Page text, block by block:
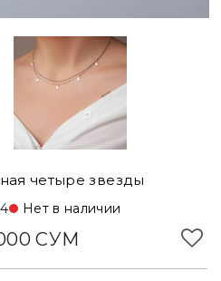
четыре звезды
Нет в наличии
СУМ